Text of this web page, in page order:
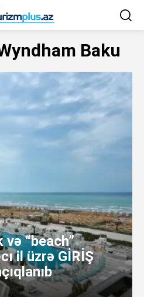
Baku
“beach”
il üzrə GİRİŞ